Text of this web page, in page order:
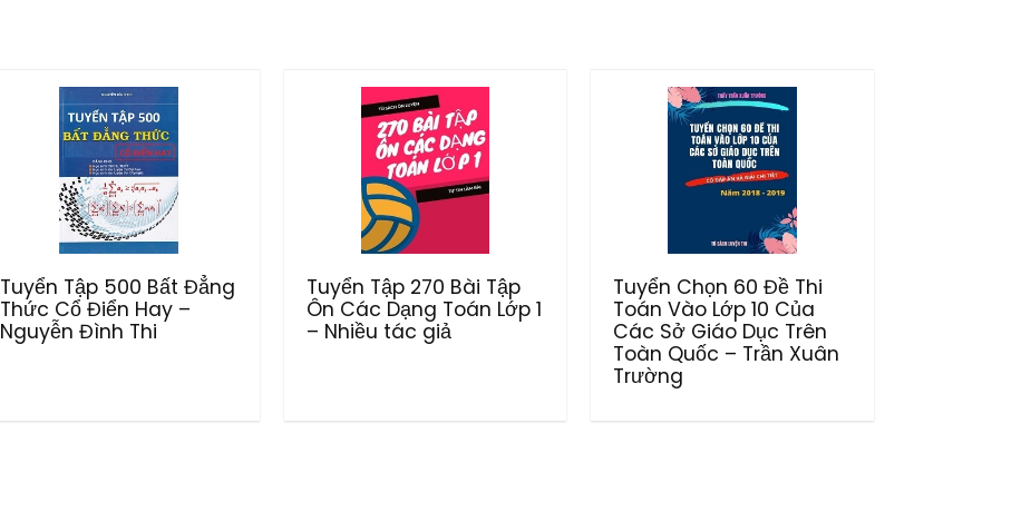
Tuyển Tập 500 Bất Đẳng
Thức Cổ Điển Hay –
Nguyễn Đình Thi
Tuyển Tập 270 Bài Tập
Ôn Các Dạng Toán Lớp 1
– Nhiều tác giả
Tuyển Chọn 60 Đề Thi
Toán Vào Lớp 10 Của
Các Sở Giáo Dục Trên
Toàn Quốc – Trần Xuân
Trường